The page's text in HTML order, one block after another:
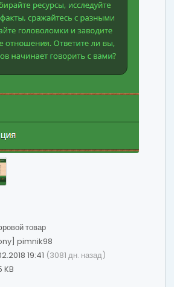
товар
pimnik98
19:41 (3081 дн. назад)
KB